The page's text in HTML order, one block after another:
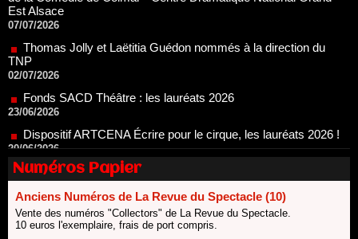
Thomas Jolly et Laëtitia Guédon nommés à la direction du
TNP
Fonds SACD Théâtre : les lauréats 2026
23/06/2026
Dispositif ARTCENA Écrire pour le cirque, les lauréats 2026 !
20/06/2026
Le palmarès des prix SACD 2026
18/06/2026
Les 10 lauréats du Fonds Grandes Formes Théâtre 2026
SACD
13/06/2026
Nomination de Nathalie Garraud et Olivier Saccomano à la
direction du Théâtre de Gennevilliers - CDN
Numéros Papier
Anciens Numéros de La Revue du Spectacle (10)
Vente des numéros "Collectors" de La Revue du Spectacle.
10 euros l'exemplaire, frais de port compris.